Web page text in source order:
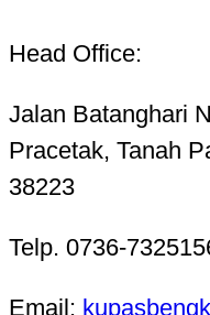
Head Office:
Jalan Batanghari
Pracetak, Tanah
38223
Telp. 0736-
Email: